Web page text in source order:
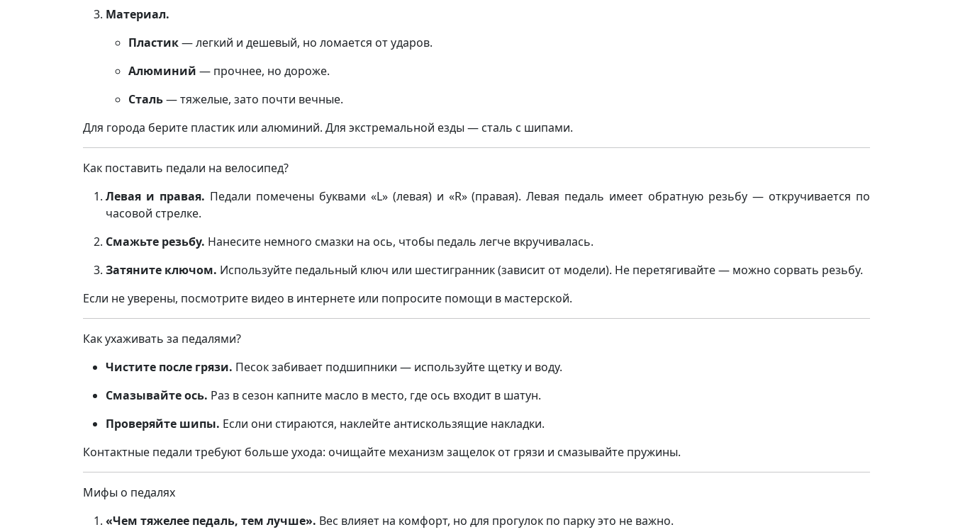
Материал.
Пластик— легкий и дешевый, но ломается от ударов.
Алюминий — прочнее, но дороже.
Сталь— тяжелые, зато почти вечные.
Для города берите пластик или алюминий. Для экстремальной езды — сталь с шипами.
Как поставить педали на велосипед?
Левая и правая. Педали помечены буквами «L» (левая) и «R» (правая). Левая педаль имеет обратную резьбу — откручивается по
часовой стрелке.
Смажьте резьбу. Нанесите немного смазки на ось, чтобы педаль легче вкручивалась.
Затяните ключом. Используйте педальный ключ или шестигранник (зависит от модели). Не перетягивайте — можно сорвать резьбу.
Если не уверены, посмотрите видео в интернете или попросите помощи в мастерской.
Как ухаживать за педалями?
Чистите после грязи. Песок забивает подшипники — используйте щетку и воду.
Смазывайте ось. Раз в сезон капните масло в место, где ось входит в шатун.
Проверяйте шипы. Если они стираются, наклейте антискользящие накладки.
Контактные педали требуют больше ухода: очищайте механизм защелок от грязи и смазывайте пружины.
Мифы о педалях
«Чем тяжелее педаль, тем лучше». Вес влияет на комфорт, но для прогулок по парку это не важно.